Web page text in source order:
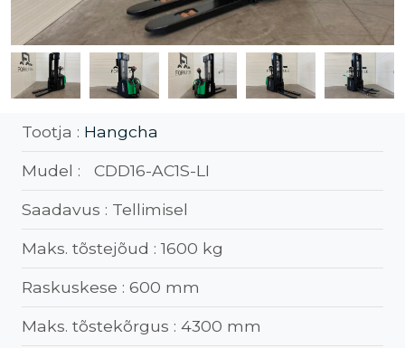
Tootja : Hangcha
Mudel : CDD16-AC1S-LI
Saadavus : Tellimisel
Maks. tõstejõud : 1600 kg
Raskuskese : 600 mm
Maks. tõstekõrgus : 4300 mm